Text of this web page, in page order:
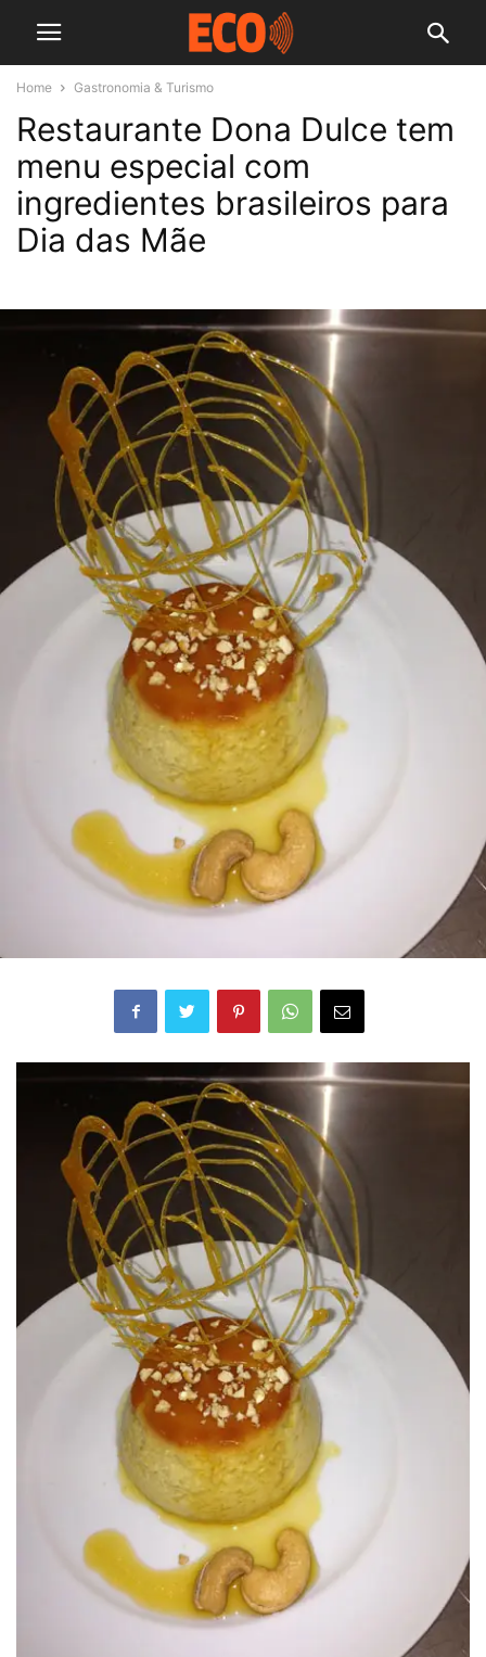
Home Gastronomia & Turismo
Restaurante Dona Dulce tem
menu especial com
ingredientes brasileiros para
Dia das Mãe